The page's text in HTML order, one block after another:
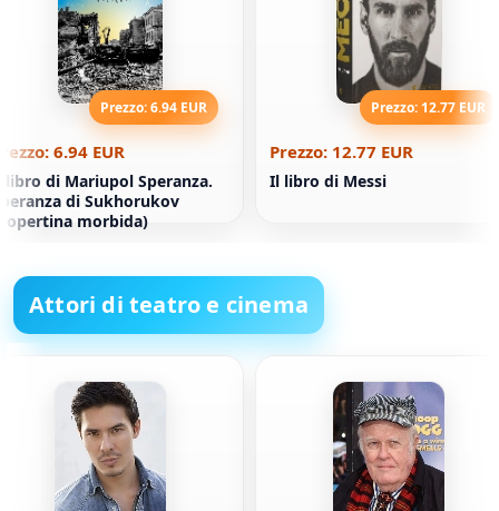
Prezzo: 6.94 EUR
6.94 EUR
libro di Mariupol Speranza.
di Sukhorukov
morbida)
Prezzo: 12.77 EUR
Prezzo: 12.77 EUR
Il libro di Messi
Attori di teatro e cinema